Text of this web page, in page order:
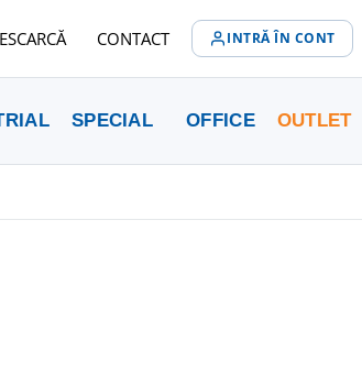
CONTACT INTRĂ ÎN CONT
SPECIAL OFFICE OUTLET